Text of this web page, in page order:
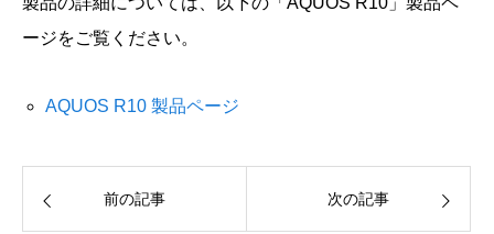
ージをご覧ください。
AQUOS R10 製品ページ
前の記事 次の記事